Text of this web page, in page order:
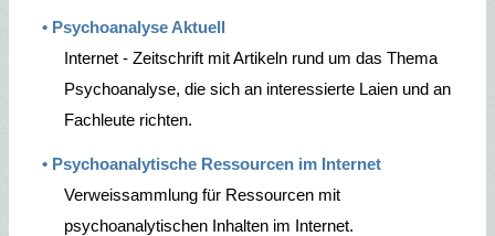
• Psychoanalyse Aktuell
Internet - Zeitschrift mit Artikeln rund um das Thema
Psychoanalyse, die sich an interessierte Laien und an
Fachleute richten.
• Psychoanalytische Ressourcen im Internet
Verweissammlung für Ressourcen mit
psychoanalytischen Inhalten im Internet.